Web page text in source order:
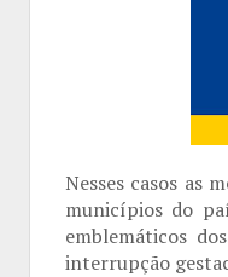
Nesses casos as
municípios do
emblemáticos
interrupção